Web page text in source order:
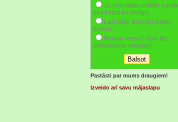
Jā, bet nākas meklēt
atrod kaut ko vērtīgu.
Lasu tikai ārzemju autoru
darbus.
Nelasu nemaz! man tās
makulatūras nevajag!
Pastāsti par mums draugiem!
Izveido arī savu mājaslapu